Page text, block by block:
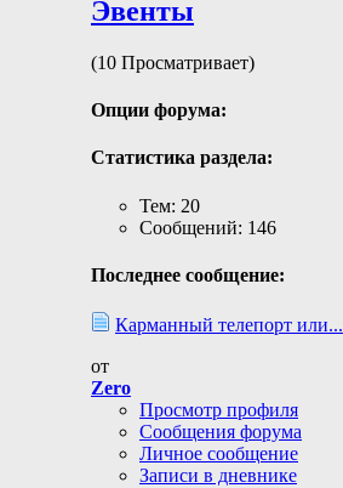
Эвенты
(10 Просматривает)
Опции форума:
Статистика раздела:
Тем: 20
Сообщений: 146
Последнее сообщение:
Карманный телепорт или...
от
Zero
Просмотр профиля
Сообщения форума
Личное сообщение
Записи в дневнике